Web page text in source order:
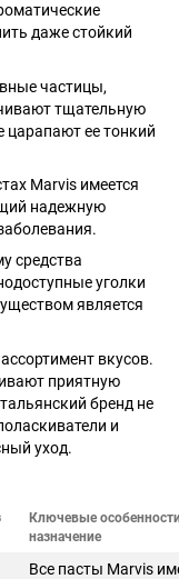
даже стойкий
частицы,
тщательную
царапают ее тонкий
Marvis имеется
надежную
средства
уголки
является
вкусов.
приятную
бренд не
и
уход.
Ключевые
назначение
Все пасты Marvis